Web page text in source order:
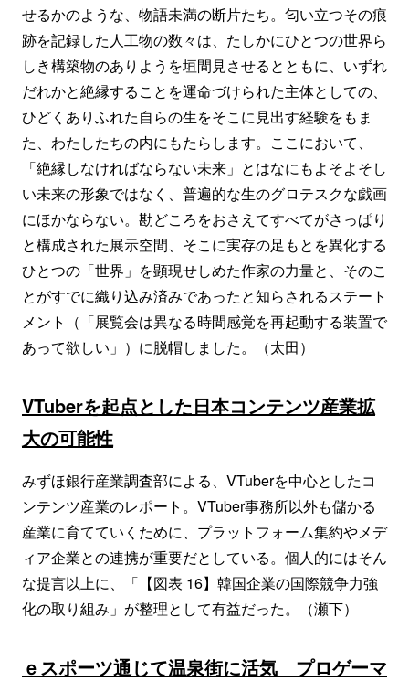
せるかのような、物語未満の断片たち。匂い立つその痕
跡を記録した人工物の数々は、たしかにひとつの世界ら
しき構築物のありようを垣間見させるとともに、いずれ
だれかと絶縁することを運命づけられた主体としての、
ひどくありふれた自らの生をそこに見出す経験をもま
た、わたしたちの内にもたらします。ここにおいて、
「絶縁しなければならない未来」とはなにもよそよそし
い未来の形象ではなく、普遍的な生のグロテスクな戯画
にほかならない。勘どころをおさえてすべてがさっぱり
と構成された展示空間、そこに実存の足もとを異化する
ひとつの「世界」を顕現せしめた作家の力量と、そのこ
とがすでに織り込み済みであったと知らされるステート
メント（「展覧会は異なる時間感覚を再起動する装置で
あって欲しい」）に脱帽しました。（太田）
VTuberを起点とした日本コンテンツ産業拡
大の可能性
みずほ銀行産業調査部による、VTuberを中心としたコ
ンテンツ産業のレポート。VTuber事務所以外も儲かる
産業に育てていくために、プラットフォーム集約やメデ
ィア企業との連携が重要だとしている。個人的にはそん
な提言以上に、「【図表 16】韓国企業の国際競争力強
化の取り組み」が整理として有益だった。（瀬下）
ｅスポーツ通じて温泉街に活気 プロゲーマ